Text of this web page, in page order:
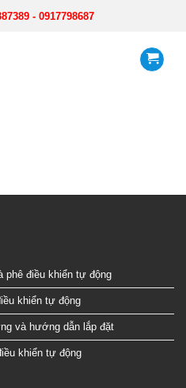
- 0917798687
phê điều khiển tự động
khiển tự động
và hướng dẫn lắp đặt
khiển tự động